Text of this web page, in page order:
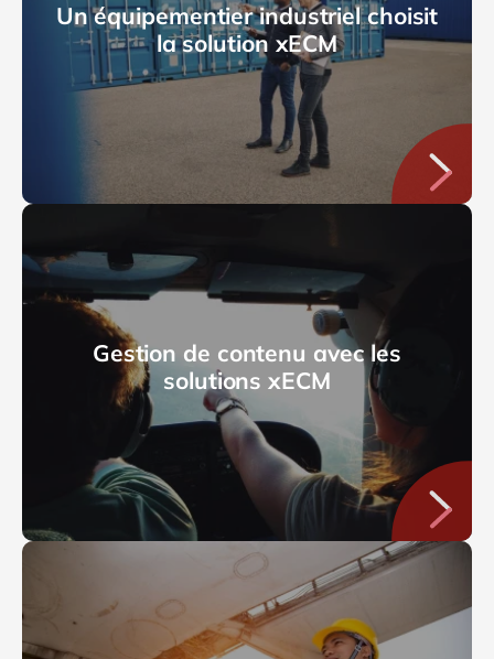
Un équipementier industriel choisit
la solution xECM
Gestion de contenu avec les
solutions xECM